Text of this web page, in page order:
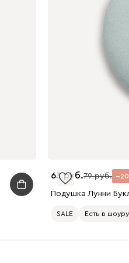
63 79 20
Подушка Лунни
SALE Есть в